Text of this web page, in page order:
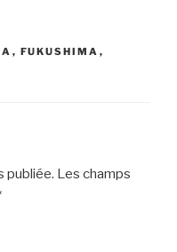
, FUKUSHIMA ,
publiée. Les champs